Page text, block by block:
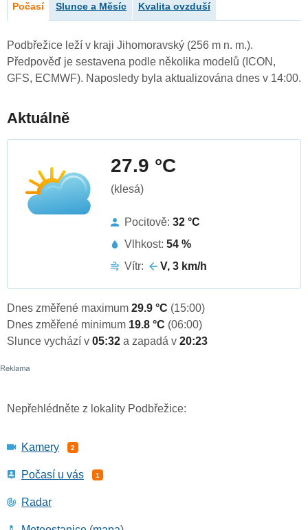
Počasí Slunce a Měsíc Kvalita ovzduší
Podbřežice leží v kraji Jihomoravský (256 m n. m.).
Předpověď je sestavena podle několika modelů (ICON,
GFS, ECMWF). Naposledy byla aktualizována dnes v 14:00.
Aktuálně
27.9 °C
(klesá)
Pocitově: 32 °C
Vlhkost: 54 %
Vítr:
V, 3 km/h
Dnes změřené maximum 29.9 °C (15:00)
Dnes změřené minimum 19.8 °C (06:00)
Slunce vychází v 05:32 a zapadá v 20:23
Nepřehlédněte z lokality Podbřežice:
Kamery 2
Počasí u vás 1
Radar